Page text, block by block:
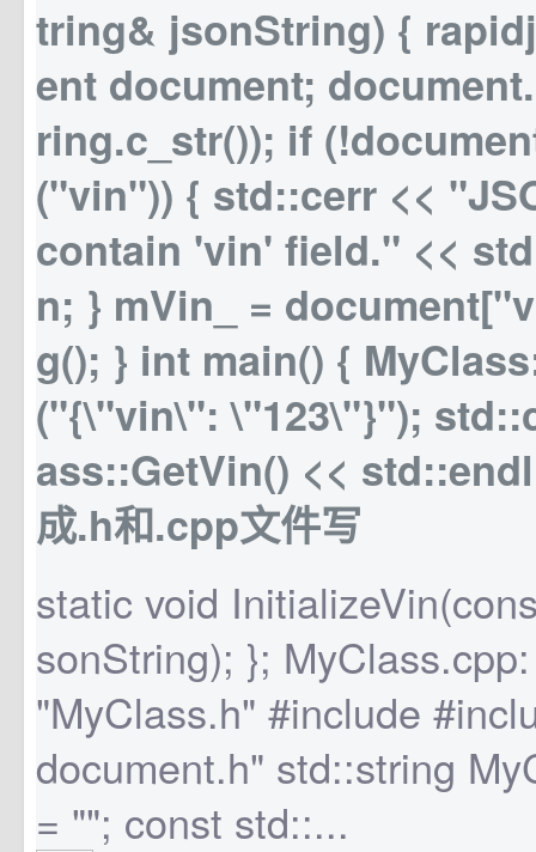
tring& jsonString) {
ent document;
ring.c_str()); if
("vin")) { std::cerr <<
contain 'vin' field." <<
n; } mVin_ =
g(); } int main() {
("{\"vin\": \"123\"}");
ass::GetVin() <<
成.h和.cpp文件写
static void
sonString); };
"MyClass.h" #include
document.h" std::string
= ""; const std::...